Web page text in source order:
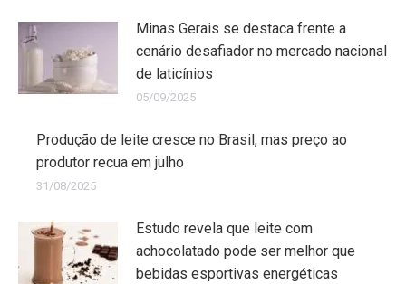
Minas Gerais se destaca frente a
cenário desafiador no mercado nacional
de laticínios
05/09/2025
Produção de leite cresce no Brasil, mas preço ao
produtor recua em julho
31/08/2025
Estudo revela que leite com
achocolatado pode ser melhor que
bebidas esportivas energéticas